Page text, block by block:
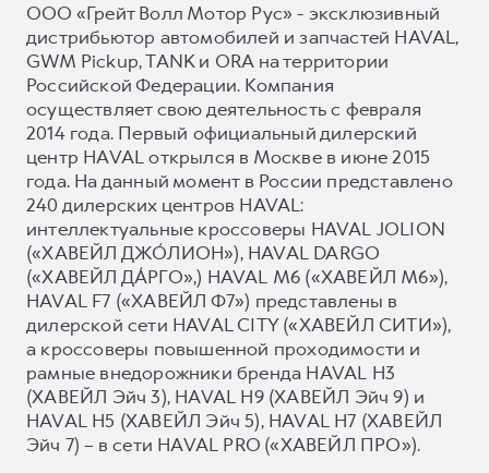
ООО «Грейт Волл Мотор Рус» - эксклюзивный
дистрибьютор автомобилей и запчастей HAVAL,
GWM Pickup, TANK и ORA на территории
Российской Федерации. Компания
осуществляет свою деятельность с февраля
2014 года. Первый официальный дилерский
центр HAVAL открылся в Москве в июне 2015
года. На данный момент в России представлено
240 дилерских центров HAVAL:
интеллектуальные кроссоверы HAVAL JOLION
(«ХАВЕЙЛ ДЖО́ЛИОН»), HAVAL DARGO
(«ХАВЕЙЛ ДА́РГО»,) HAVAL М6 («ХАВЕЙЛ M6»),
HAVAL F7 («ХАВЕЙЛ Ф7») представлены в
дилерской сети HAVAL CITY («ХАВЕЙЛ СИТИ»),
а кроссоверы повышенной проходимости и
рамные внедорожники бренда HAVAL H3
(ХАВЕЙЛ Эйч 3), HAVAL H9 (ХАВЕЙЛ Эйч 9) и
HAVAL H5 (ХАВЕЙЛ Эйч 5), HAVAL H7 (ХАВЕЙЛ
Эйч 7) – в сети HAVAL PRO («ХАВЕЙЛ ПРО»).